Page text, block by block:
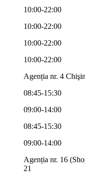
10:00-22:00
10:00-22:00
10:00-22:00
10:00-22:00
Agenția nr. 4
08:45-15:30
09:00-14:00
08:45-15:30
09:00-14:00
Agenția nr. 16
21